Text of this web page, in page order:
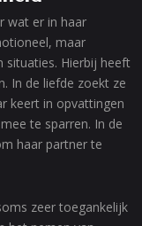
wat er in haar
maar
situaties. Hierbij heeft
In de liefde zoekt ze
keert in opvattingen
te sparren. In de
haar partner te
zeer toegankelijk